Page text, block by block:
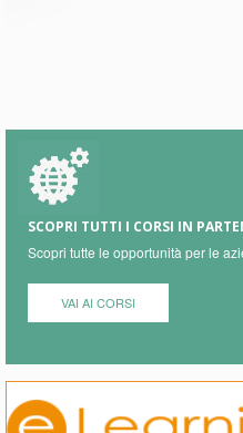
SCOPRI TUTTI I CORSI IN
Scopri tutte le opportunità per le
VAI AI CORSI